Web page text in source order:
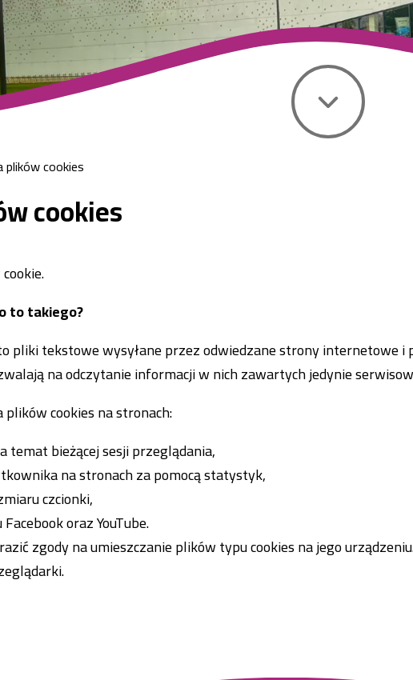
plików cookies
cookies
to takiego?
pliki tekstowe wysyłane przez odwiedzane strony
na odczytanie informacji w nich zawartych jedynie
cookies na stronach:
temat bieżącej sesji przeglądania,
na stronach za pomocą statystyk,
czcionki,
oraz YouTube.
zgody na umieszczanie plików typu cookies na jego